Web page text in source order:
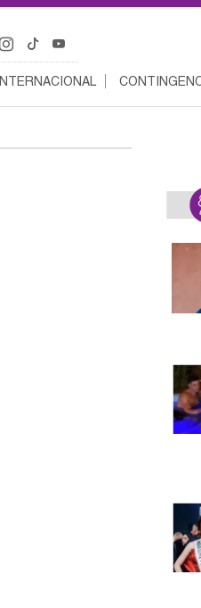
INTERNACIONAL